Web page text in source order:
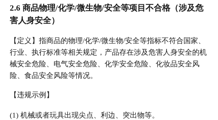
2.6 商品物理/化学/微生物/安全等项目不合格（涉及危
害人身安全）
【定义】指商品的物理/化学/微生物/安全等指标不符合国家、
行业、执行标准等相关规定，产品存在涉及危害人身安全的机
械安全危险、电气安全危险、化学安全危险、化妆品安全风
险、食品安全风险等情况。
【违规示例】
(1) 机械或者玩具出现尖点、利边、突出物等。